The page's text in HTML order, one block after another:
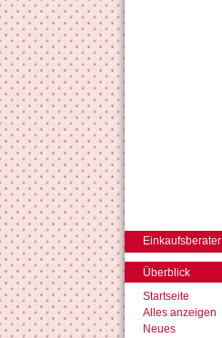
Überblick
Startseite
Alles anzeigen
Neues
Einkaufsberater